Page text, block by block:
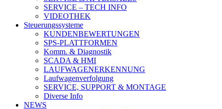
SERVICE – TECH INFO
VIDEOTHEK
Steuerungssysteme
KUNDENBEWERTUNGEN
SPS-PLATTFORMEN
Komm. & Diagnostik
SCADA & HMI
LAUFWAGENERKENNUNG
Laufwagenverfolgung
SERVICE, SUPPORT & MONTAGE
Diverse Info
NEWS